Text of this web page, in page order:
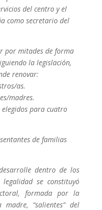
del centro y el
como secretario del
por mitades de forma
la legislación,
renovar:
as.
madres.
elegidos para cuatro
de familias
dentro de los
se constituyó
formada por la
“salientes” del